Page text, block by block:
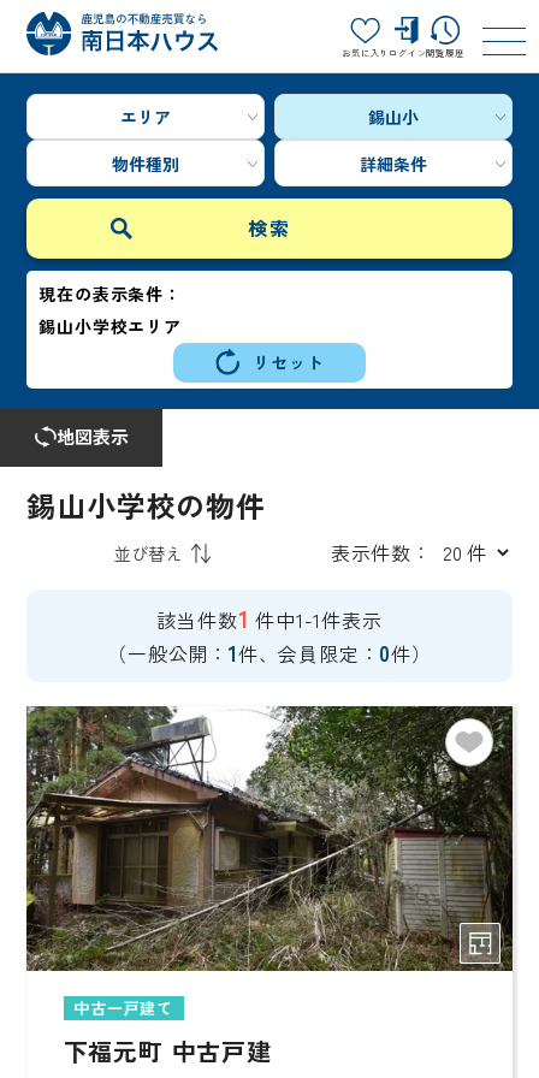
お気に入り ログイン閲覧履歴
エリア
錫山小
物件種別
詳細条件
現在の表示条件：
錫山小学校エリア
リセット
地図表示
錫山小学校の物件
表示件数：
該当件数1 件中1-1件表示
（一般公開： 1件、会員限定： 0件）
中古一戸建て
下福元町 中古戸建